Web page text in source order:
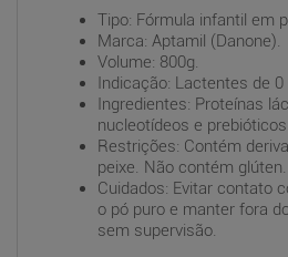
Tipo: Fórmula infantil em
Marca: Aptamil (Danone).
Volume: 800g.
Indicação: Lactentes de 0
Ingredientes: Proteínas
nucleotídeos e prebióticos.
Restrições: Contém
peixe. Não contém glúten.
Cuidados: Evitar contato
o pó puro e manter fora
sem supervisão.